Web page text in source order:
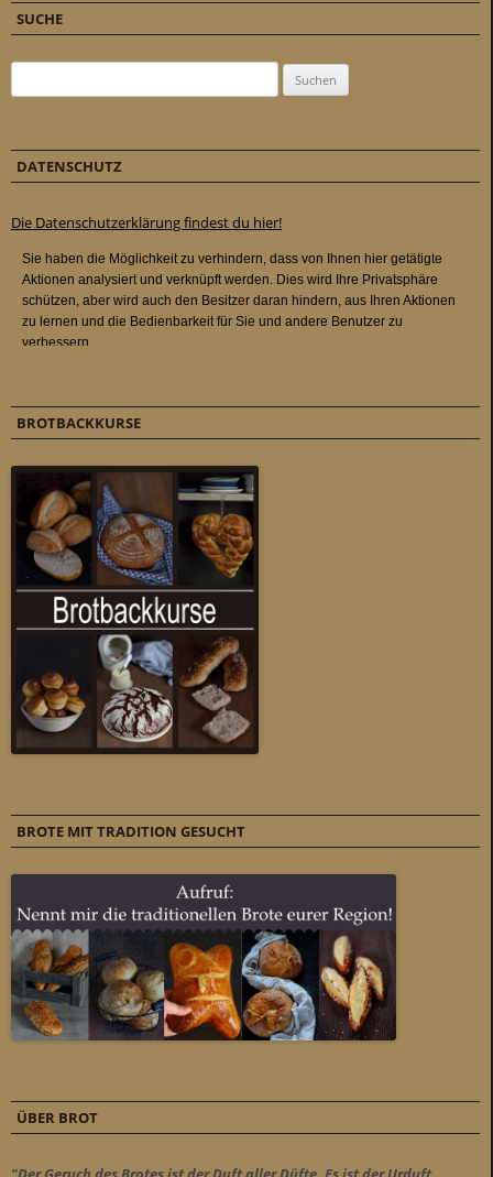
SUCHE
DATENSCHUTZ
Die Datenschutzerklärung findest du hier!
BROTBACKKURSE
BROTE MIT TRADITION GESUCHT
ÜBER BROT